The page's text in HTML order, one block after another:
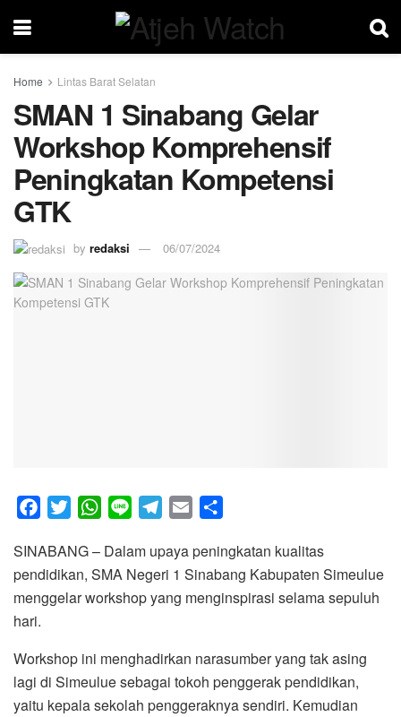
Home Lintas Barat Selatan
SMAN 1 Sinabang Gelar
Workshop Komprehensif
Peningkatan Kompetensi
GTK
by redaksi 06/07/2024
c
e
b
k
i
t
t
W
a
t
s
p
n
e
l
e
g
m
a
i
l
a
r
e
SINABANG – Dalam upaya peningkatan kualitas
pendidikan, SMA Negeri 1 Sinabang Kabupaten Simeulue
menggelar workshop yang menginspirasi selama sepuluh
hari.
Workshop ini menghadirkan narasumber yang tak asing
lagi di Simeulue sebagai tokoh penggerak pendidikan,
yaitu kepala sekolah penggeraknya sendiri. Kemudian